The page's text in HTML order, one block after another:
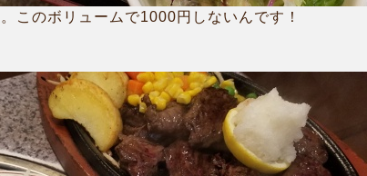
このボリュームで1000円しないんです！